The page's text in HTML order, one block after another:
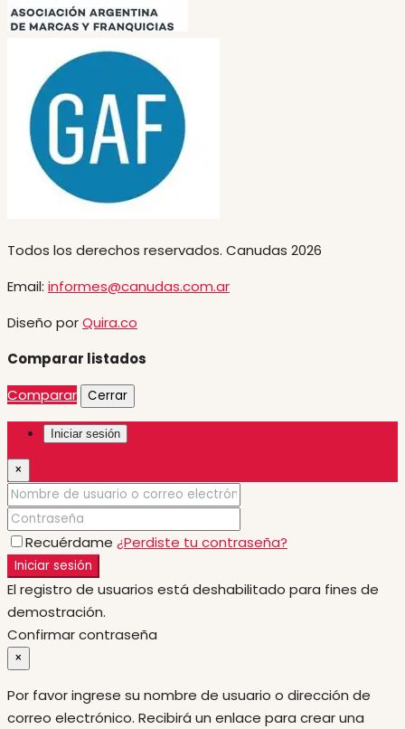
Todos los derechos reservados. Canudas 2026
Email: informes@canudas.com.ar
Diseño porQuira.co
Comparar listados
Comparar
Cerrar
Iniciar sesión
×
Recuérdame ¿Perdiste tu contraseña?
Iniciar sesión
El registro de usuarios está deshabilitado para fines de
demostración.
Confirmar contraseña
×
Por favor ingrese su nombre de usuario o dirección de
correo electrónico. Recibirá un enlace para crear una